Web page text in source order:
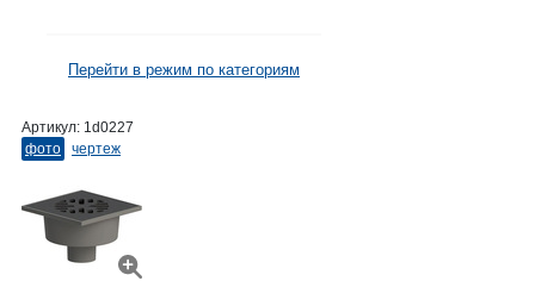
Перейти в режим по категориям
Артикул: 1d0227
фото
чертеж